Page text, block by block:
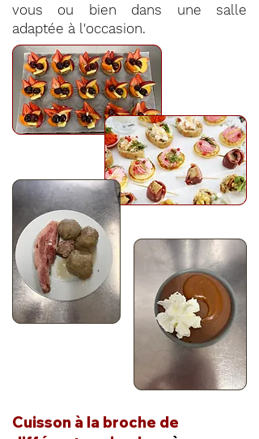
vous ou bien dans une salle
adaptée à l'occasion.
Cuisson à la broche de